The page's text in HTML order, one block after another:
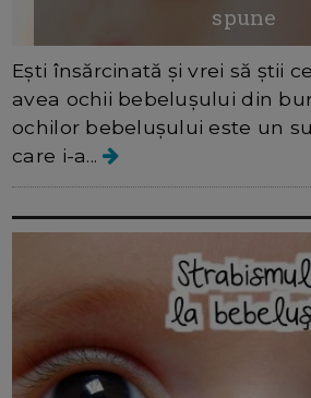
spune
Ești însărcinată și vrei să știi
avea ochii bebelușului din
ochilor bebelușului este un
care i-a...